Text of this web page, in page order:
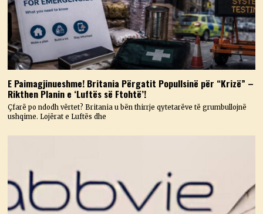
E Paimagjinueshme! Britania Përgatit Popullsinë për “Krizë” –
Rikthen Planin e ‘Luftës së Ftohtë’!
Çfarë po ndodh vërtet? Britania u bën thirrje qytetarëve të grumbullojnë
ushqime. Lojërat e Luftës dhe